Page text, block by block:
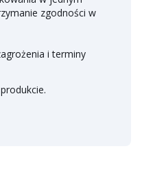
zgodności w
i terminy